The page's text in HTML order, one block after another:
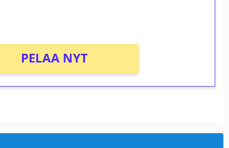
PELAA NYT